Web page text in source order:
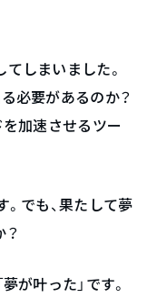
しまいました。
必要があるのか？
を加速させるツー
。でも、果たして夢
が叶った」です。